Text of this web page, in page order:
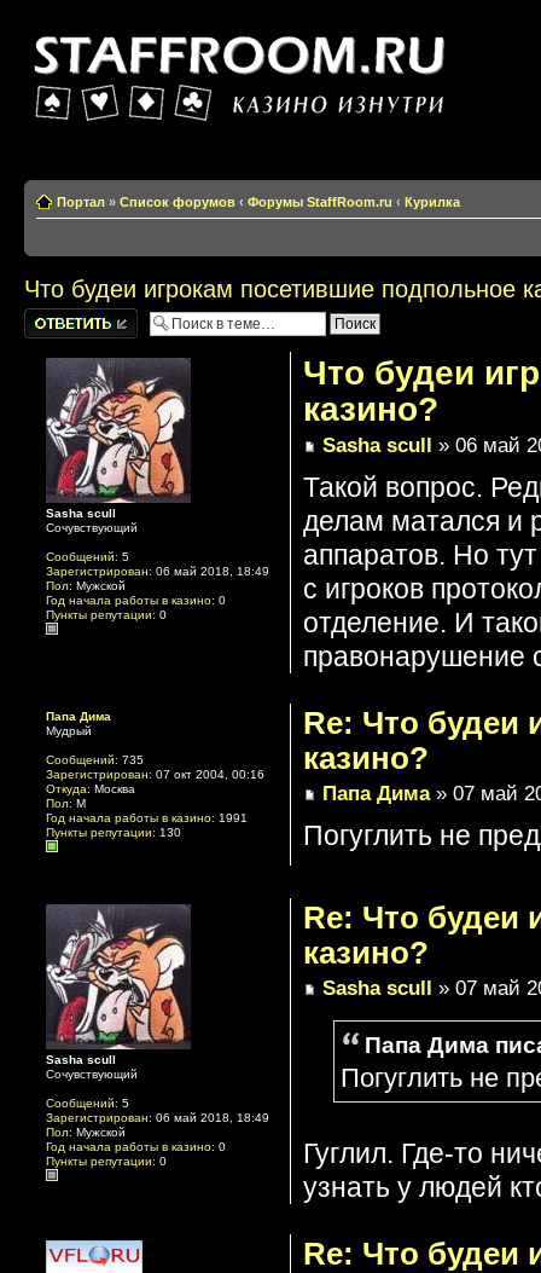
Портал » Список форумов ‹ Форумы StaffRoom.ru ‹ Курилка
Что будеи игрокам посетившие подпольное
Написать
комментарии
Что будеи
казино?
Sasha scull » 06 май
Такой вопрос.
делам матался и
аппаратов. Но
с игроков
отделение. И
правонарушение
Sasha scull
Сочувствующий
Сообщений: 5
Зарегистрирован: 06 май 2018, 18:49
Пол: Мужской
Год начала работы в казино: 0
Пункты репутации: 0
Re: Что будеи
казино?
Папа Дима» 07 май
Погуглить не
Папа Дима
Мудрый
Сообщений: 735
Зарегистрирован: 07 окт 2004, 00:16
Откуда: Москва
Пол: М
Год начала работы в казино: 1991
Пункты репутации: 130
Re: Что будеи
казино?
Sasha scull » 07 май
Папа Дима
Погуглить не
Гуглил. Где-то
узнать у людей
Sasha scull
Сочувствующий
Сообщений: 5
Зарегистрирован: 06 май 2018, 18:49
Пол: Мужской
Год начала работы в казино: 0
Пункты репутации: 0
Re: Что будеи